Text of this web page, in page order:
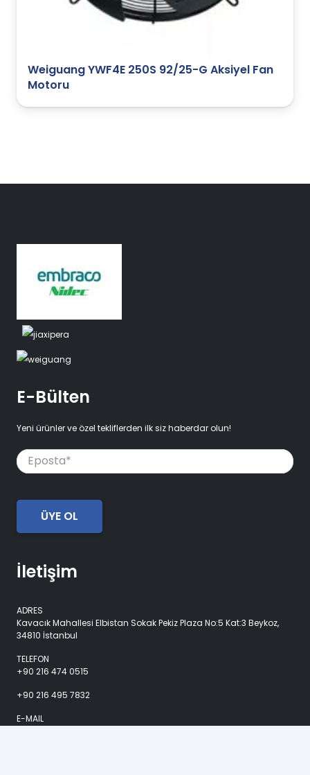
Weiguang YWF4E 250S 92/25-G Aksiyel Fan
Motoru
E-Bülten
Yeni ürünler ve özel tekliflerden ilk siz haberdar olun!
İletişim
ADRES
Kavacık Mahallesi Elbistan Sokak Pekiz Plaza No:5 Kat:3 Beykoz,
34810 İstanbul
TELEFON
+90 216 474 0515
+90 216 495 7832
E-MAIL